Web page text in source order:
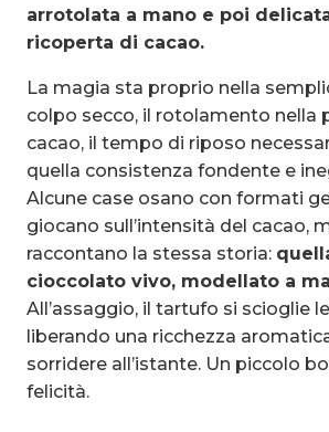
arrotolata a mano e poi
ricoperta di cacao.
La magia sta proprio nella
colpo secco, il rotolamento nella
cacao, il tempo di riposo
quella consistenza fondente e
Alcune case osano con formati
giocano sull’intensità del cacao,
raccontano la stessa storia:
cioccolato vivo, modellato a
All’assaggio, il tartufo si scioglie
liberando una ricchezza
sorridere all’istante. Un piccolo
felicità.